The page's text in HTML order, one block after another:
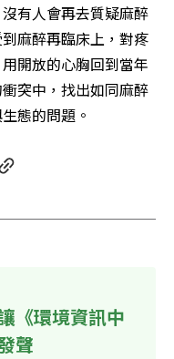
有人會再去質疑麻醉
麻醉再臨床上，對疼
開放的心胸回到當年
突中，找出如同麻醉
態的問題。
《環境資訊中
聲